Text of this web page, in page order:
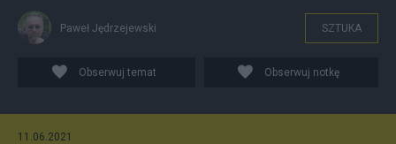
Paweł Jędrzejewski SZTUKA
Obserwuj temat Obserwuj notkę
11.06.2021